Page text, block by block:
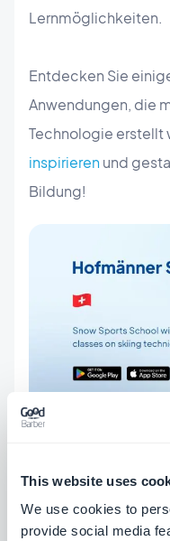
This website uses
We use cookies to
provide social media
Lernmöglichkeiten.
Entdecken Sie
Anwendungen, die
Technologie erstellt
inspirierenund
Bildung!
laden Sie die App
Storeherunter.